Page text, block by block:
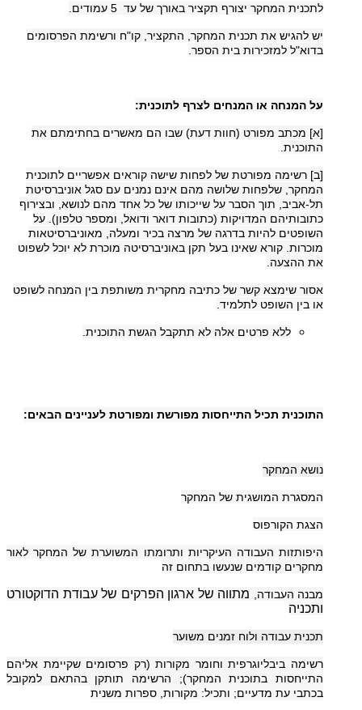
לתכנית המחקר יצורף תקציר באורך של עד 5 עמודים.
יש להגיש את תכנית המחקר, התקציר, קו"ח ורשימת הפרסומים
בדוא"ל למזכירות בית הספר.
על המנחה או המנחים לצרף לתוכנית:
[א] מכתב מפורט (חוות דעת) שבו הם מאשרים בחתימתם את
התוכנית.
[ב] רשימה מפורטת של לפחות שישה קוראים אפשריים לתוכנית
המחקר, שלפחות שלושה מהם אינם נמנים עם סגל אוניברסיטת
תל-אביב, תוך הסבר על שייכותו של כל אחד מהם לנושא, ובצירוף
כתובותיהם המדויקות (כתובות דואר ודואל, ומספר טלפון). על
השופטים להיות בדרגה של מרצה בכיר ומעלה, מאוניברסיטאות
מוכרות. קורא שאינו בעל תקן באוניברסיטה מוכרת לא יוכל לשפוט
את ההצעה.
אסור שימצא קשר של כתיבה מחקרית משותפת בין המנחה לשופט
או בין השופט לתלמיד.
ללא פרטים אלה לא תתקבל הגשת התוכנית.
התוכנית תכיל התייחסות מפורשת ומפורטת לעניינים הבאים:
נושא המחקר
המסגרת המושגית של המחקר
הצגת הקורפוס
היפותזות העבודה העיקריות ותרומתו המשוערת של המחקר לאור
מחקרים קודמים שנעשו בתחום זה
מבנה העבודה, מתווה של ארגון הפרקים של עבודת הדוקטורט
ותכניה
תכנית עבודה ולוח זמנים משוער
רשימה ביבליוגרפית וחומר מקורות (רק פרסומים שקיימת אליהם
התייחסות בתוכנית המחקר); הרשימה תותקן בהתאם למקובל
בכתבי עת מדעיים; ותכיל: מקורות, ספרות משנית